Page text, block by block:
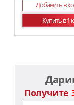
Добавить в
Купить в 1
Получите